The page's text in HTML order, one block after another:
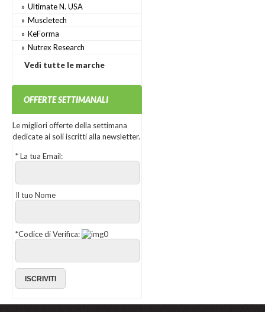
Ultimate N. USA
Muscletech
KeForma
Nutrex Research
Vedi tutte le marche
OFFERTE SETTIMANALI
Le migliori offerte della settimana
dedicate ai soli iscritti alla newsletter.
*La tua Email:
Il tuo Nome
*Codice di Verifica: